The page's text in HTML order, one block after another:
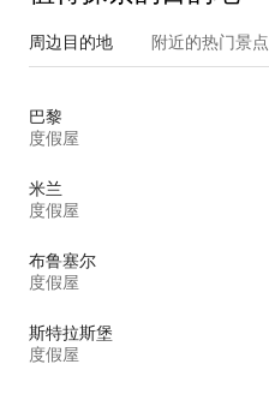
周边目的地 附近的热门景点
巴黎
度假屋
米兰
度假屋
布鲁塞尔
度假屋
斯特拉斯堡
度假屋